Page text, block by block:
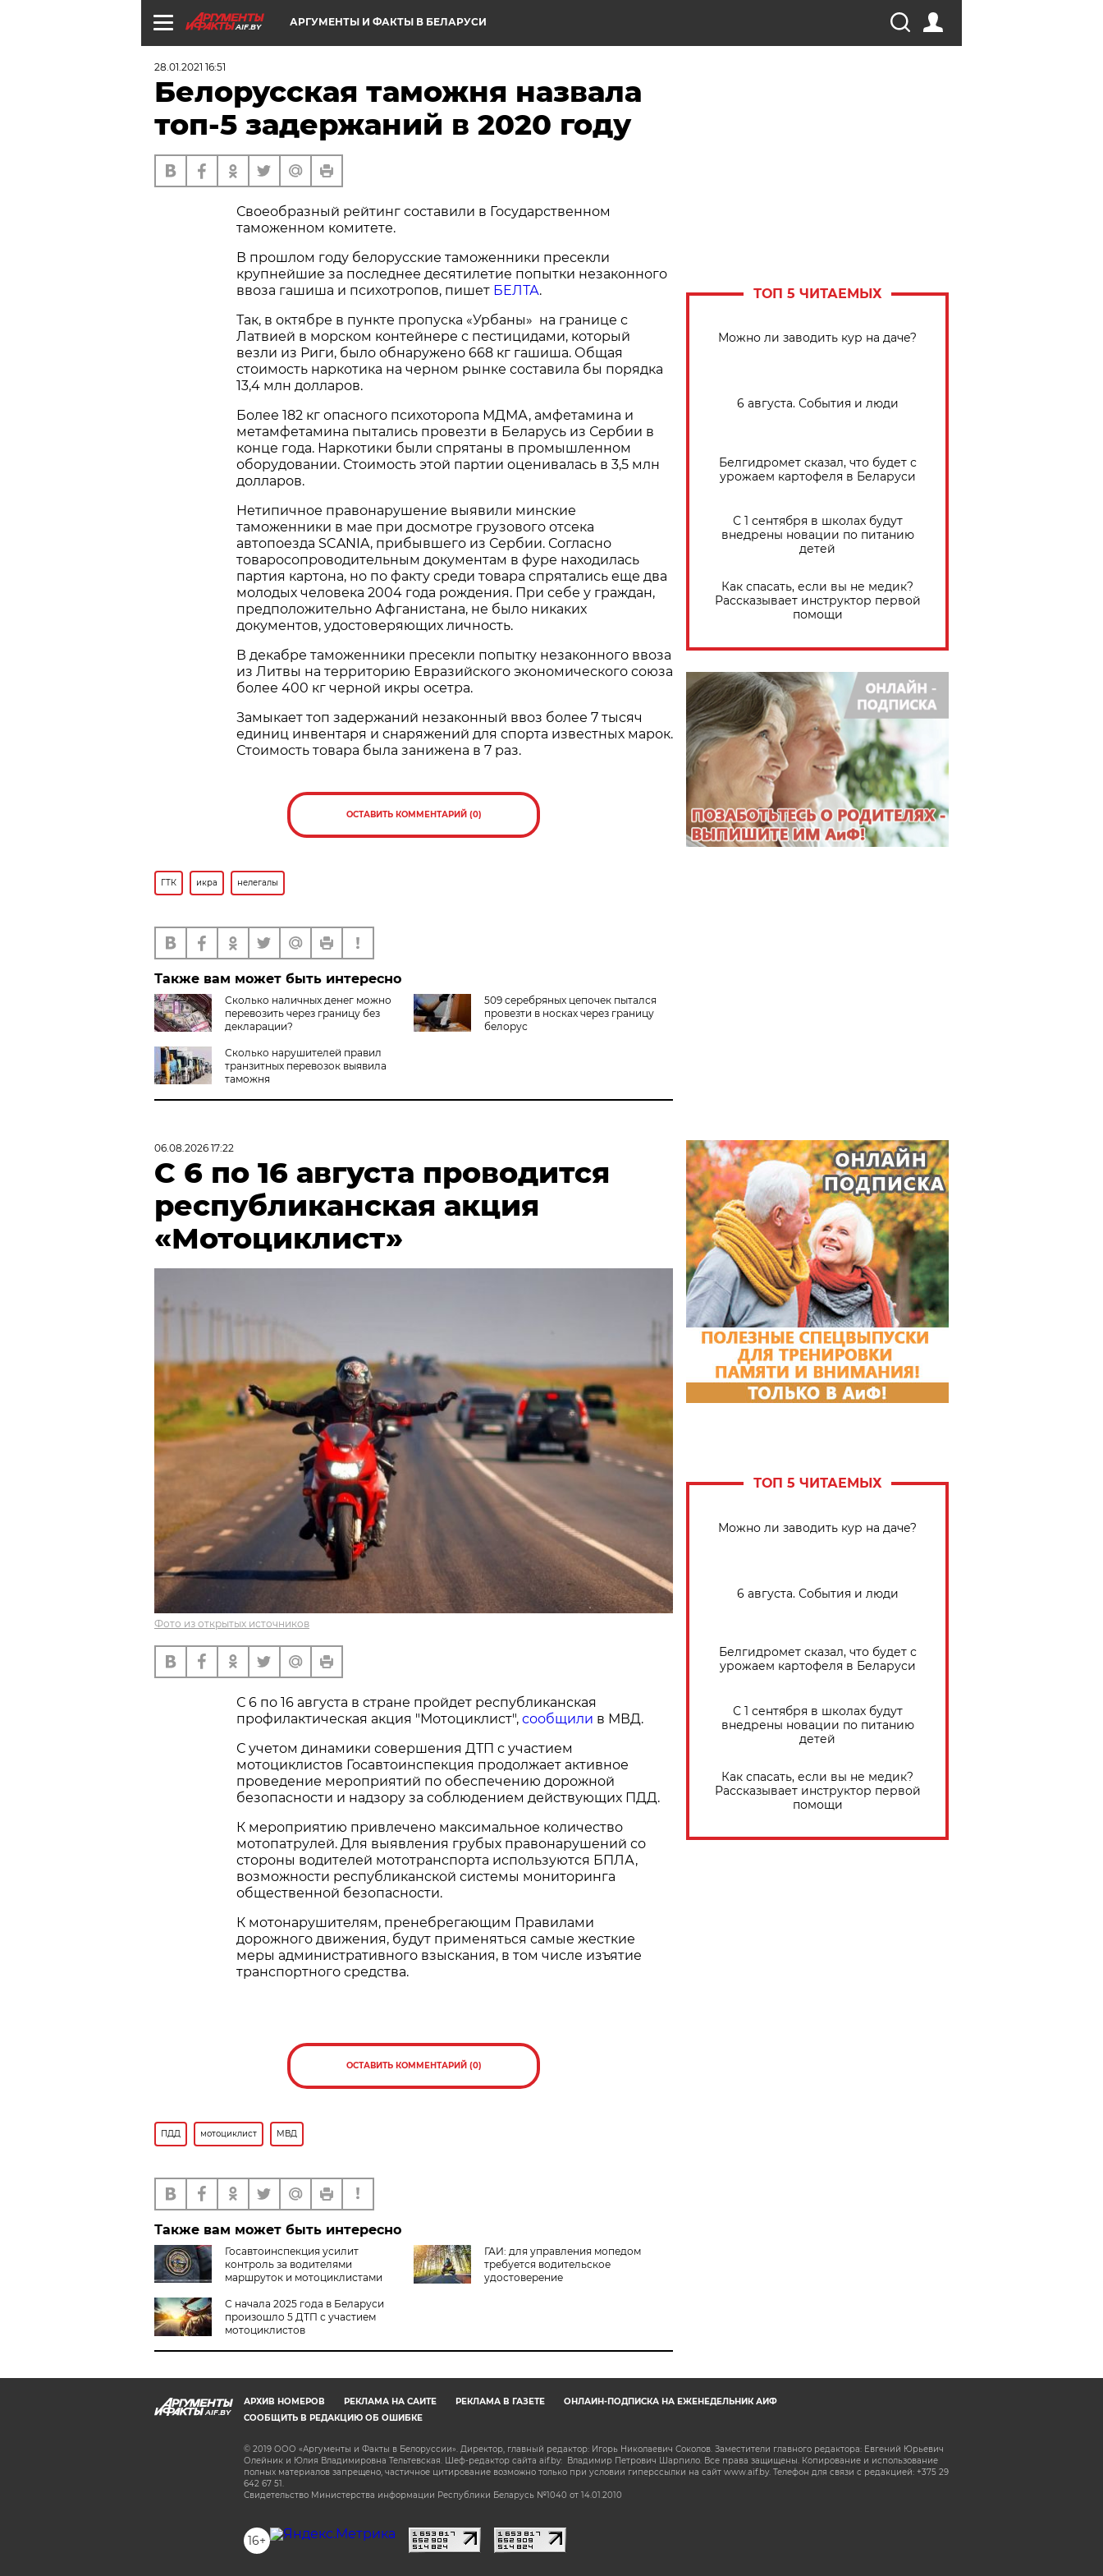
AIF.BY АРГУМЕНТЫ И ФАКТЫ В БЕЛАРУСИ
28.01.2021 16:51
Белорусская таможня назвала
топ-5 задержаний в 2020 году
Своеобразный рейтинг составили в Государственном
таможенном комитете.
В прошлом году белорусские таможенники пресекли
крупнейшие за последнее десятилетие попытки незаконного
ввоза гашиша и психотропов, пишет БЕЛТА.
Так, в октябре в пункте пропуска «Урбаны» на границе с
Латвией в морском контейнере с пестицидами, который
везли из Риги, было обнаружено 668 кг гашиша. Общая
стоимость наркотика на черном рынке составила бы порядка
13,4 млн долларов.
Более 182 кг опасного психоторопа МДМА, амфетамина и
метамфетамина пытались провезти в Беларусь из Сербии в
конце года. Наркотики были спрятаны в промышленном
оборудовании. Стоимость этой партии оценивалась в 3,5 млн
долларов.
Нетипичное правонарушение выявили минские
таможенники в мае при досмотре грузового отсека
автопоезда SCANIA, прибывшего из Сербии. Согласно
товаросопроводительным документам в фуре находилась
партия картона, но по факту среди товара спрятались еще два
молодых человека 2004 года рождения. При себе у граждан,
предположительно Афганистана, не было никаких
документов, удостоверяющих личность.
В декабре таможенники пресекли попытку незаконного ввоза
из Литвы на территорию Евразийского экономического союза
более 400 кг черной икры осетра.
Замыкает топ задержаний незаконный ввоз более 7 тысяч
единиц инвентаря и снаряжений для спорта известных марок.
Стоимость товара была занижена в 7 раз.
ОСТАВИТЬ КОММЕНТАРИЙ (0)
ГТК икра нелегалы
Также вам может быть интересно
Сколько наличных денег можно
перевозить через границу без
декларации?
509 серебряных цепочек пытался
провезти в носках через границу
белорус
Сколько нарушителей правил
транзитных перевозок выявила
таможня
ТОП 5 ЧИТАЕМЫХ
Можно ли заводить кур на даче?
6 августа. События и люди
Белгидромет сказал, что будет с
урожаем картофеля в Беларуси
С 1 сентября в школах будут
внедрены новации по питанию
детей
Как спасать, если вы не медик?
Рассказывает инструктор первой
помощи
06.08.2026 17:22
С 6 по 16 августа проводится
республиканская акция
«Мотоциклист»
Фото из открытых источников
С 6 по 16 августа в стране пройдет республиканская
профилактическая акция "Мотоциклист", сообщили в МВД.
С учетом динамики совершения ДТП с участием
мотоциклистов Госавтоинспекция продолжает активное
проведение мероприятий по обеспечению дорожной
безопасности и надзору за соблюдением действующих ПДД.
К мероприятию привлечено максимальное количество
мотопатрулей. Для выявления грубых правонарушений со
стороны водителей мототранспорта используются БПЛА,
возможности республиканской системы мониторинга
общественной безопасности.
К мотонарушителям, пренебрегающим Правилами
дорожного движения, будут применяться самые жесткие
меры административного взыскания, в том числе изъятие
транспортного средства.
ОСТАВИТЬ КОММЕНТАРИЙ (0)
ПДД мотоциклист МВД
Также вам может быть интересно
Госавтоинспекция усилит
контроль за водителями
маршруток и мотоциклистами
ГАИ: для управления мопедом
требуется водительское
удостоверение
С начала 2025 года в Беларуси
произошло 5 ДТП с участием
мотоциклистов
ТОП 5 ЧИТАЕМЫХ
Можно ли заводить кур на даче?
6 августа. События и люди
Белгидромет сказал, что будет с
урожаем картофеля в Беларуси
С 1 сентября в школах будут
внедрены новации по питанию
детей
Как спасать, если вы не медик?
Рассказывает инструктор первой
помощи
AIF.BY
АРХИВ НОМЕРОВ РЕКЛАМА НА САЙТЕ РЕКЛАМА В ГАЗЕТЕ
ОНЛАЙН-ПОДПИСКА НА ЕЖЕНЕДЕЛЬНИК АИФ
СООБЩИТЬ В РЕДАКЦИЮ ОБ ОШИБКЕ
© 2019 ООО «Аргументы и Факты в Белоруссии». Директор, главный редактор: Игорь Николаевич Соколов. Заместители главного редактора: Евгений Юрьевич
Олейник и Юлия Владимировна Тельтевская. Шеф-редактор сайта aif.by: Владимир Петрович Шарпило. Все права защищены. Копирование и использование
полных материалов запрещено, частичное цитирование возможно только при условии гиперссылки на сайт www.aif.by. Телефон для связи с редакцией: +375 29
642 67 51.
Свидетельство Министерства информации Республики Беларусь №1040 от 14.01.2010
16+